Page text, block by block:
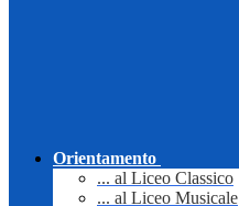
Orientamento
... al Liceo Classico
... al Liceo Musicale